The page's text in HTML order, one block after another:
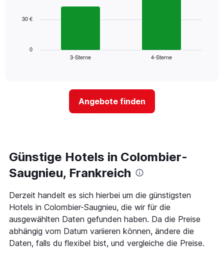
X-
Hotelkategorien
die
durchschnittlichen
für
heute
Nacht
in
den
letzten
Das
zeigt
Tagen,
aggregiert
nach
Sternebewertung.
Das
Diagramm
hat
1
X-
Achse,
die
3-Sterne 4-Sterne
0
30 €
Angebote finden
Günstige Hotels in Colombier-
Saugnieu, Frankreich
Derzeit handelt es sich hierbei um die günstigsten
Hotels in Colombier-Saugnieu, die wir für die
ausgewählten Daten gefunden haben. Da die Preise
abhängig vom Datum variieren können, ändere die
Daten, falls du flexibel bist, und vergleiche die Preise.